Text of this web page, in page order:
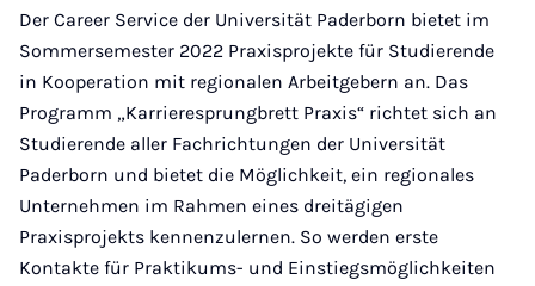
Mail
Der Career Service der Universität Paderborn bietet im
Sommersemester 2022 Praxisprojekte für Studierende
in Kooperation mit regionalen Arbeitgebern an. Das
Programm „Karrieresprungbrett Praxis“ richtet sich an
Studierende aller Fachrichtungen der Universität
Paderborn und bietet die Möglichkeit, ein regionales
Unternehmen im Rahmen eines dreitägigen
Praxisprojekts kennenzulernen. So werden erste
Kontakte für Praktikums- und Einstiegsmöglichkeiten